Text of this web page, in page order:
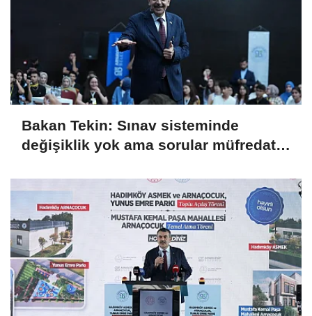
Bakan Tekin: Sınav sisteminde
değişiklik yok ama sorular müfredata